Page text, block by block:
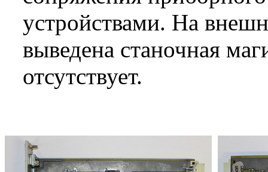
устройствами. На
выведена станочная
отсутствует.